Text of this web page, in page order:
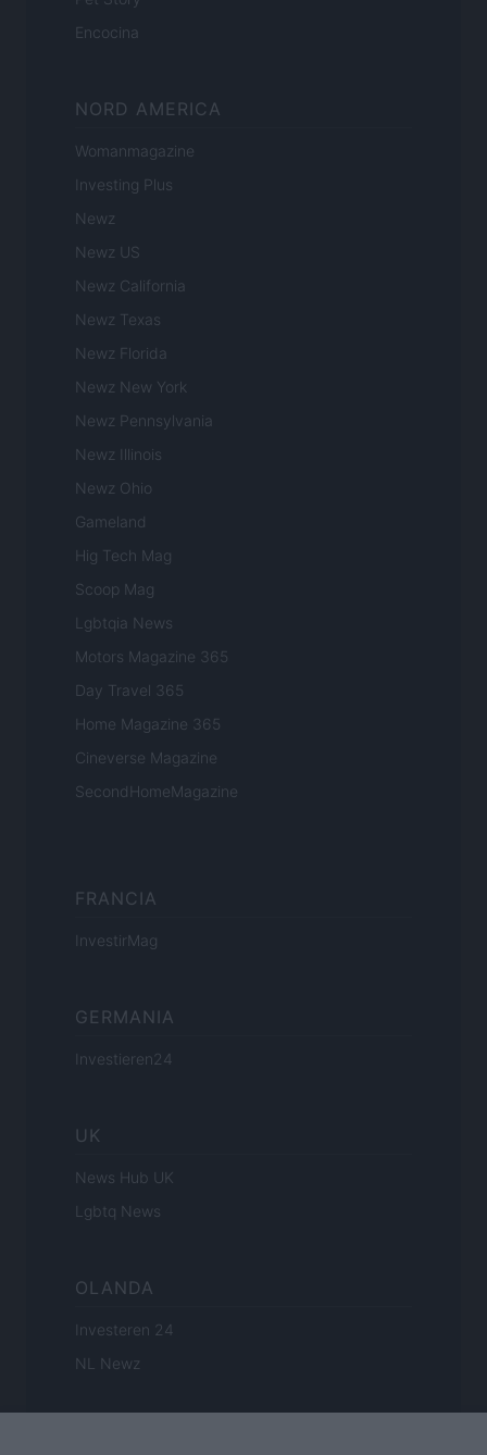
Encocina
NORD AMERICA
Womanmagazine
Investing Plus
Newz
Newz US
Newz California
Newz Texas
Newz Florida
Newz New York
Newz Pennsylvania
Newz Illinois
Newz Ohio
Gameland
Hig Tech Mag
Scoop Mag
Lgbtqia News
Motors Magazine 365
Day Travel 365
Home Magazine 365
Cineverse Magazine
SecondHomeMagazine
FRANCIA
InvestirMag
GERMANIA
Investieren24
UK
News Hub UK
Lgbtq News
OLANDA
Investeren 24
NL Newz